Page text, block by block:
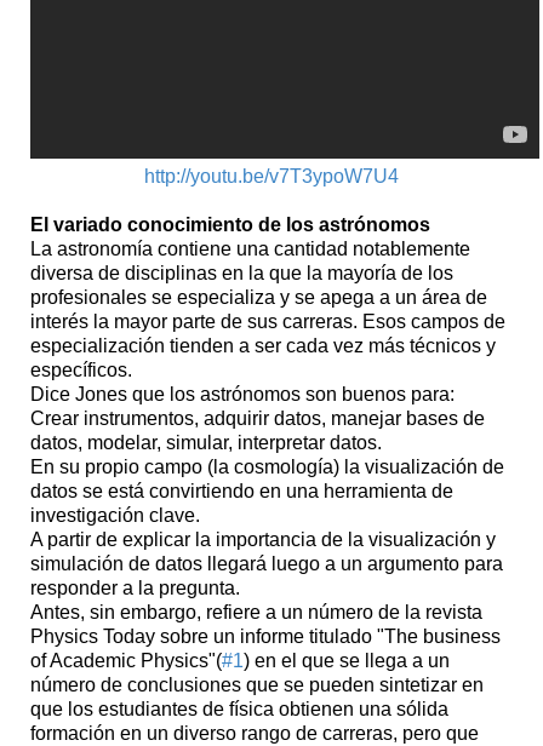
http://youtu.be/v7T3ypoW7U4
El variado conocimiento de los astrónomos
La astronomía contiene una cantidad notablemente
diversa de disciplinas en la que la mayoría de los
profesionales se especializa y se apega a un área de
interés la mayor parte de sus carreras. Esos campos de
especialización tienden a ser cada vez más técnicos y
específicos.
Dice Jones que los astrónomos son buenos para:
Crear instrumentos, adquirir datos, manejar bases de
datos, modelar, simular, interpretar datos.
En su propio campo (la cosmología) la visualización de
datos se está convirtiendo en una herramienta de
investigación clave.
A partir de explicar la importancia de la visualización y
simulación de datos llegará luego a un argumento para
responder a la pregunta.
Antes, sin embargo, refiere a un número de la revista
Physics Today sobre un informe titulado "The business
of Academic Physics"(#1) en el que se llega a un
número de conclusiones que se pueden sintetizar en
que los estudiantes de física obtienen una sólida
formación en un diverso rango de carreras, pero que